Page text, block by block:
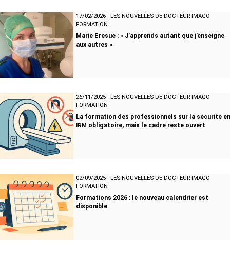
17/02/2026-LES NOUVELLES DE DOCTEUR IMAGO
FORMATION
Marie Eresue : « J’apprends autant que j’enseigne
aux autres »
26/11/2025-LES NOUVELLES DE DOCTEUR IMAGO
FORMATION
La formation des professionnels sur la sécurité
IRM obligatoire, mais le cadre reste ouvert
02/09/2025-LES NOUVELLES DE DOCTEUR IMAGO
FORMATION
Formations 2026 : le nouveau calendrier est
disponible